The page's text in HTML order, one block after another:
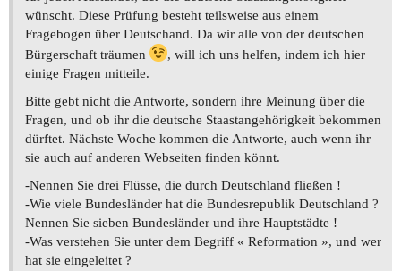
wünscht. Diese Prüfung besteht teilsweise aus einem
Fragebogen über Deutschand. Da wir alle von der deutschen
Bürgerschaft träumen
, will ich uns helfen, indem ich hier
einige Fragen mitteile.
Bitte gebt nicht die Antworte, sondern ihre Meinung über die
Fragen, und ob ihr die deutsche Staastangehörigkeit bekommen
dürftet. Nächste Woche kommen die Antworte, auch wenn ihr
sie auch auf anderen Webseiten finden könnt.
-Nennen Sie drei Flüsse, die durch Deutschland fließen !
-Wie viele Bundesländer hat die Bundesrepublik Deutschland ?
Nennen Sie sieben Bundesländer und ihre Hauptstädte !
-Was verstehen Sie unter dem Begriff « Reformation », und wer
hat sie eingeleitet ?